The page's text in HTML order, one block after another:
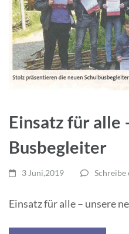
Einsatz für alle
Busbegleiter
3 Juni,2019 Schreibe
Einsatz für alle – unsere